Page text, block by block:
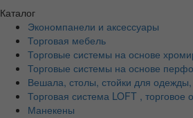
Каталог
Экономпанели и аксессуары
Торговая мебель
Торговые системы на основе
Торговые системы на основе
Вешала, столы, стойки для
Торговая система LOFT , торговое
Манекены